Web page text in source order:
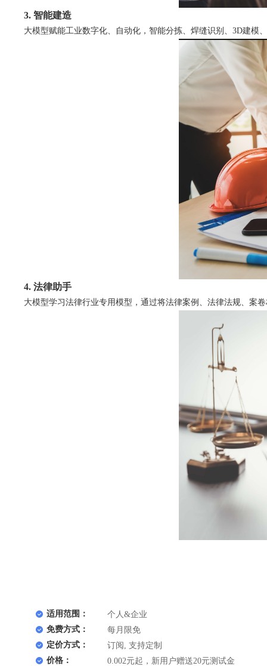
3. 智能建造
大模型赋能工业数字化、自动化，智能分拣、焊缝识别、3D建模
4. 法律助手
大模型学习法律行业专用模型，通过将法律案例、法律法规、案
适用范围：
个人&企业
免费方式：
每月限免
定价方式：
订阅, 支持定制
价格：
0.002元起，新用户赠送20元测试金